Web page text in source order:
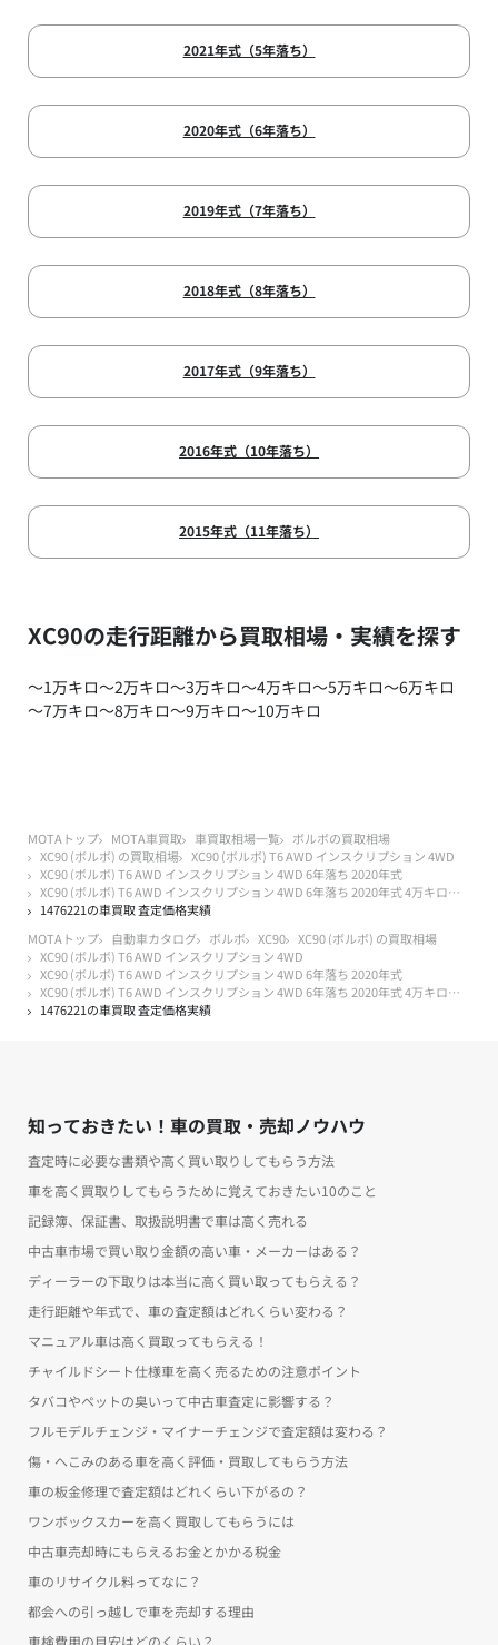
2021年式（5年落ち）
2020年式（6年落ち）
2019年式（7年落ち）
2018年式（8年落ち）
2017年式（9年落ち）
2016年式（10年落ち）
2015年式（11年落ち）
XC90の走行距離から買取相場・実績を探す
～1万キロ～2万キロ～3万キロ～4万キロ～5万キロ～6万キロ
～7万キロ～8万キロ～9万キロ～10万キロ
MOTAトップ MOTA車買取 車買取相場一覧
ボルボの買取相場
XC90 (ボルボ) の買取相場
XC90 (ボルボ) T6 AWD インスクリプション 4WD
XC90 (ボルボ) T6 AWD インスクリプション 4WD 6年落ち 2020年式
XC90 (ボルボ) T6 AWD インスクリプション 4WD 6年落ち 2020年式 4万キロ以下
1476221の車買取 査定価格実績
MOTAトップ
自動車カタログ ボルボ XC90
XC90 (ボルボ) の買取相場
XC90 (ボルボ) T6 AWD インスクリプション 4WD
XC90 (ボルボ) T6 AWD インスクリプション 4WD 6年落ち 2020年式
XC90 (ボルボ) T6 AWD インスクリプション 4WD 6年落ち 2020年式 4万キロ以下
1476221の車買取 査定価格実績
知っておきたい！車の買取・売却ノウハウ
査定時に必要な書類や高く買い取りしてもらう方法
車を高く買取りしてもらうために覚えておきたい10のこと
記録簿、保証書、取扱説明書で車は高く売れる
中古車市場で買い取り金額の高い車・メーカーはある？
ディーラーの下取りは本当に高く買い取ってもらえる？
走行距離や年式で、車の査定額はどれくらい変わる？
マニュアル車は高く買取ってもらえる！
チャイルドシート仕様車を高く売るための注意ポイント
タバコやペットの臭いって中古車査定に影響する？
フルモデルチェンジ・マイナーチェンジで査定額は変わる？
傷・へこみのある車を高く評価・買取してもらう方法
車の板金修理で査定額はどれくらい下がるの？
ワンボックスカーを高く買取してもらうには
中古車売却時にもらえるお金とかかる税金
車のリサイクル料ってなに？
都会への引っ越しで車を売却する理由